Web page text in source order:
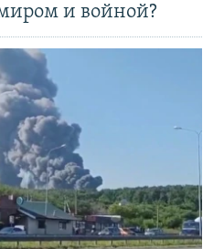
и войной?